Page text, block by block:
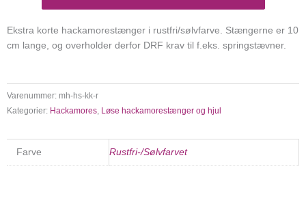
Ekstra korte hackamorestænger i rustfri/sølvfarve. Stængerne er 10
cm lange, og overholder derfor DRF krav til f.eks. springstævner.
Varenummer: mh-hs-kk-r
Kategorier: Hackamores, Løse hackamorestænger og hjul
Farve Rustfri-/Sølvfarvet